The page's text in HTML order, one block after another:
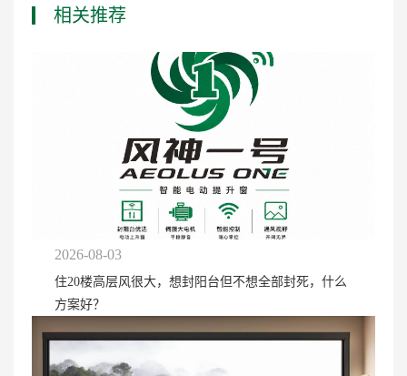
相关推荐
2026-08-03
住20楼高层风很大，想封阳台但不想全部封死，什么
方案好？